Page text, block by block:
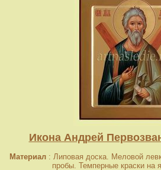
Икона Андрей
Материал : Липовая доска. Меловой
пробы. Темперные краски на